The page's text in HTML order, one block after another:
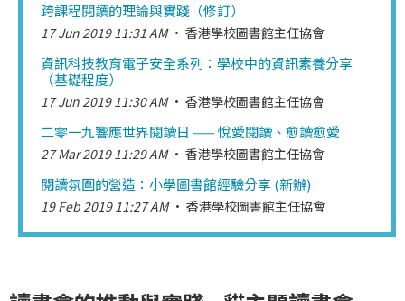
跨課程閱讀的理論與實踐（修訂）
17 Jun 2019 11:31 AM 香港學校圖書館主任協會
資訊科技教育電子安全系列：學校中的資訊素養分享
（基礎程度）
17 Jun 2019 11:30 AM 香港學校圖書館主任協會
二零一九響應世界閱讀日 —— 悅愛閱讀、愈讀愈愛
27 Mar 2019 11:29 AM 香港學校圖書館主任協會
閱讀氛圍的營造：小學圖書館經驗分享 (新辦)
19 Feb 2019 11:27 AM 香港學校圖書館主任協會